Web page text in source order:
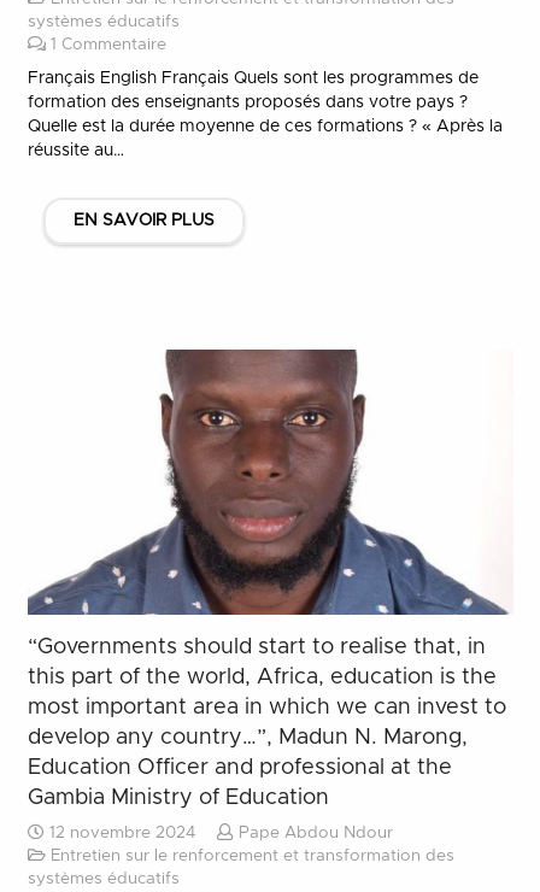
systèmes éducatifs
1 Commentaire
Français English Français Quels sont les programmes de
formation des enseignants proposés dans votre pays ?
Quelle est la durée moyenne de ces formations ? « Après la
réussite au…
EN SAVOIR PLUS
“Governments should start to realise that, in
this part of the world, Africa, education is the
most important area in which we can invest to
develop any country…”, Madun N. Marong,
Education Officer and professional at the
Gambia Ministry of Education
12 novembre 2024
Pape Abdou Ndour
Entretien sur le renforcement et transformation des
systèmes éducatifs